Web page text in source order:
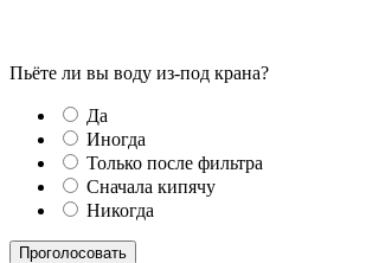
Пьёте ли вы воду из-под крана?
Да
Иногда
Только после фильтра
Сначала кипячу
Никогда